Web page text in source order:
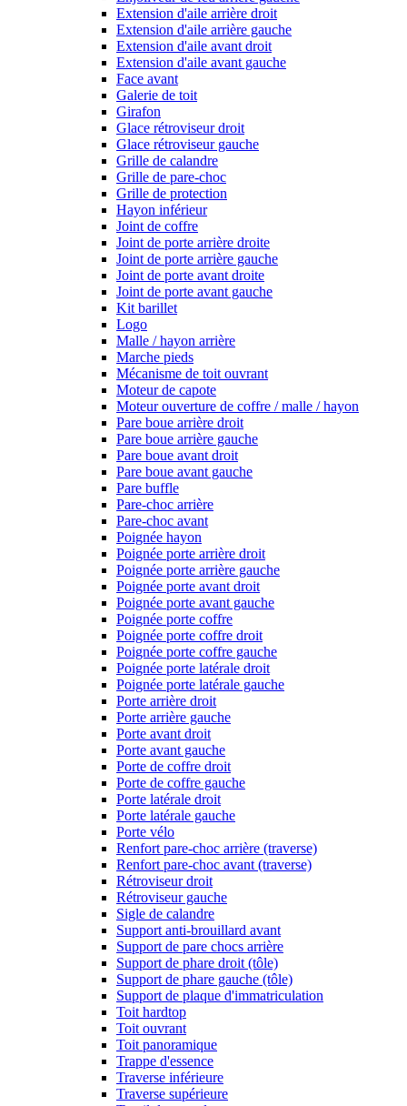
Extension d'aile arrière droit
Extension d'aile arrière gauche
Extension d'aile avant droit
Extension d'aile avant gauche
Face avant
Galerie de toit
Girafon
Glace rétroviseur droit
Glace rétroviseur gauche
Grille de calandre
Grille de pare-choc
Grille de protection
Hayon inférieur
Joint de coffre
Joint de porte arrière droite
Joint de porte arrière gauche
Joint de porte avant droite
Joint de porte avant gauche
Kit barillet
Logo
Malle / hayon arrière
Marche pieds
Mécanisme de toit ouvrant
Moteur de capote
Moteur ouverture de coffre / malle / hayon
Pare boue arrière droit
Pare boue arrière gauche
Pare boue avant droit
Pare boue avant gauche
Pare buffle
Pare-choc arrière
Pare-choc avant
Poignée hayon
Poignée porte arrière droit
Poignée porte arrière gauche
Poignée porte avant droit
Poignée porte avant gauche
Poignée porte coffre
Poignée porte coffre droit
Poignée porte coffre gauche
Poignée porte latérale droit
Poignée porte latérale gauche
Porte arrière droit
Porte arrière gauche
Porte avant droit
Porte avant gauche
Porte de coffre droit
Porte de coffre gauche
Porte latérale droit
Porte latérale gauche
Porte vélo
Renfort pare-choc arrière (traverse)
Renfort pare-choc avant (traverse)
Rétroviseur droit
Rétroviseur gauche
Sigle de calandre
Support anti-brouillard avant
Support de pare chocs arrière
Support de phare droit (tôle)
Support de phare gauche (tôle)
Support de plaque d'immatriculation
Toit hardtop
Toit ouvrant
Toit panoramique
Trappe d'essence
Traverse inférieure
Traverse supérieure